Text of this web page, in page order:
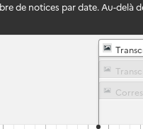
de notices par date. Au-delà